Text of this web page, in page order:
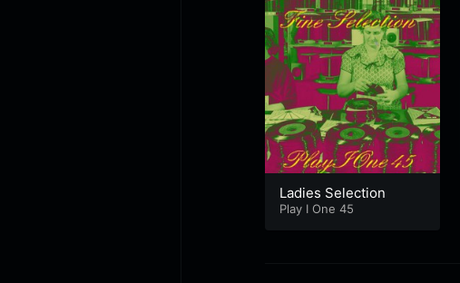
Ladies Selection
Play I One 45